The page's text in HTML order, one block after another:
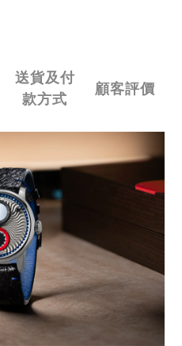
送貨及付
款方式
顧客評價